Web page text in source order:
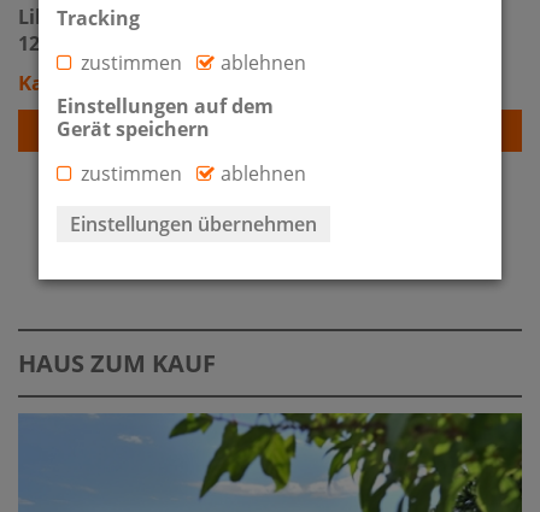
Lilienthalstraße 2
12529 Schönefeld / Waltersdorf
Kaltmiete: 17 €
HAUS ZUM KAUF
Tracking
zustimmen
ablehnen
Einstellungen auf dem
Gerät speichern
zustimmen
ablehnen
Einstellungen übernehmen